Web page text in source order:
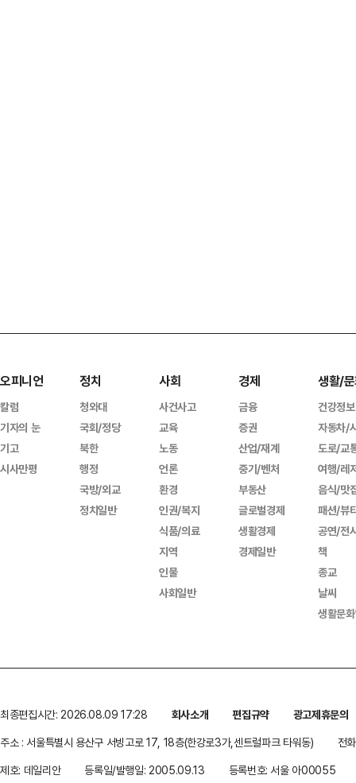
오피니언
칼럼
기자의 눈
기고
시사만평
정치
청와대
국회/정당
북한
행정
국방/외교
정치일반
사회
사건사고
교육
노동
언론
환경
인권/복지
식품/의료
지역
인물
사회일반
경제
금융
증권
산업/재계
중기/벤처
부동산
글로벌경제
생활경제
경제일반
생활/
건강정보
자동차/
도로/교
여행/레
음식/맛
패션/뷰
공연/전
책
종교
날씨
생활문
최종편집시간: 2026.08.09 17:28 회사소개 편집규약
광고제휴문의
주소 : 서울특별시 용산구 서빙고로 17, 18층(한강로3가,센트럴파크 타워동)
전
제호: 데일리안
등록일/발행일: 2005.09.13 등록번호: 서울 아00055